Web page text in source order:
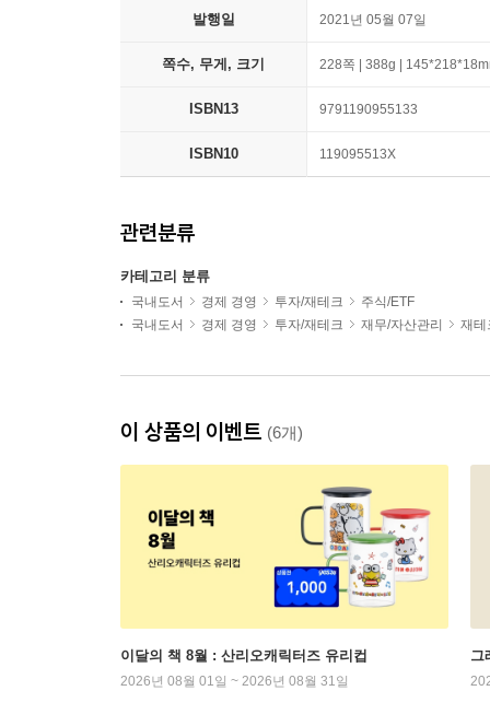
발행일 2021년 05월 07일
쪽수, 무게, 크기 228쪽 | 388g |
ISBN13 9791190955133
ISBN10 119095513X
관련분류
카테고리 분류
국내도서 경제 경영 투자/재테크
주식/ETF
국내도서
경제 경영 투자/재테크 재무/자산관리 재테
이 상품의 이벤트 (6개)
이달의 책 8월 : 산리오캐릭터즈 유리컵
2026년 08월 01일 ~ 2026년 08월 31일
그